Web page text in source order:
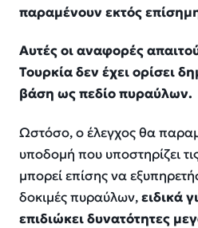
παραμένουν εκτός
Αυτές οι αναφορές
Τουρκία δεν έχει ορίσει
βάση ως πεδίο πυραύλων.
Ωστόσο, ο έλεγχος θα
υποδομή που υποστηρίζει
μπορεί επίσης να
δοκιμές πυραύλων,ειδικά
επιδιώκει δυνατότητες